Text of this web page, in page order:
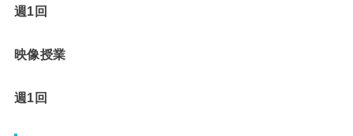
週1回
映像授業
週1回